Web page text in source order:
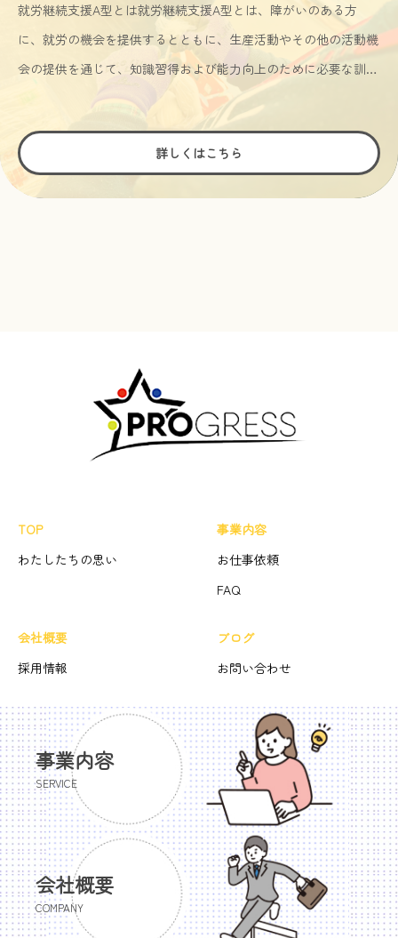
就労継続支援A型とは就労継続支援A型とは、障がいのある方
に、就労の機会を提供するとともに、生産活動やその他の活動機
会の提供を通じて、知識習得および能力向上のために必要な訓練
詳しくはこちら
TOP
わたしたちの思い
事業内容
お仕事依頼
FAQ
会社概要
採用情報
ブログ
お問い合わせ
事業内容
SERVICE
会社概要
COMPANY